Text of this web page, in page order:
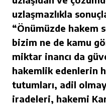
uzlaşmazlıkla
“Önümüzde hakem
bizim ne de kamu
miktar inancı da
hakemlik edenlerin
tutumları, adil
iradeleri, hakemi